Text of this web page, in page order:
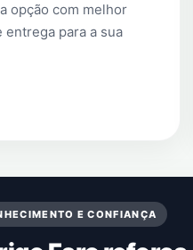
opção com melhor
entrega para a sua
E CONFIANÇA